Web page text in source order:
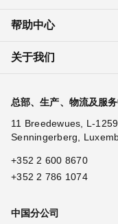
帮助中心
关于我们
总部、生产、物流及服
11 Breedewues, L-1259
Senningerberg,
+352 2 600 8670
+352 2 786 1074
中国分公司